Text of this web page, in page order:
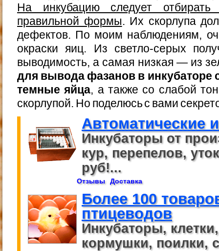
На инкубацию следует отбирать
правильной формы. Их скорлупа
дефектов. По моим наблюдениям,
окраски яиц. Из светло-серых
выводимость, а самая низкая — из
для вывода фазанов в
темные яйца, а также со слабой
скорлупой. Но поделюсь с вами
Автоматические
Инкубаторы от
кур, перепелов,
руб!...
Отзывы Доставка
Более 100
птицеводов
Инкубаторы,
кормушки, поилки,